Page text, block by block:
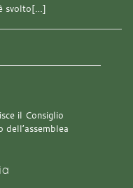
svolto[…]
il Consiglio